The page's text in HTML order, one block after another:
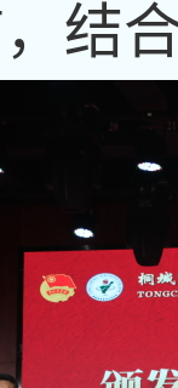
结